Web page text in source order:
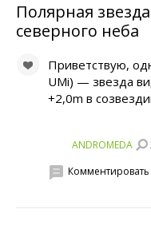
Полярная
северного неба
Приветствую,
UMi) — звезда
+2,0m в
ANDROMEDA
Комментировать